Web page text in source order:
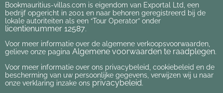
Bookmauritius-villas.com is eigendom van Exportal Ltd, een
bedrijf opgericht in 2001 en naar behoren geregistreerd bij de
lokale autoriteiten als een “Tour Operator” onder
licentienummer 12587.
Voor meer informatie over de algemene verkoopsvoorwaarden,
gelieve onze pagina Algemene voorwaarden te raadplegen.
Voor meer informatie over ons privacybeleid, cookiebeleid en de
bescherming van uw persoonlijke gegevens, verwijzen wij u naar
onze verklaring inzake ons privacybeleid.